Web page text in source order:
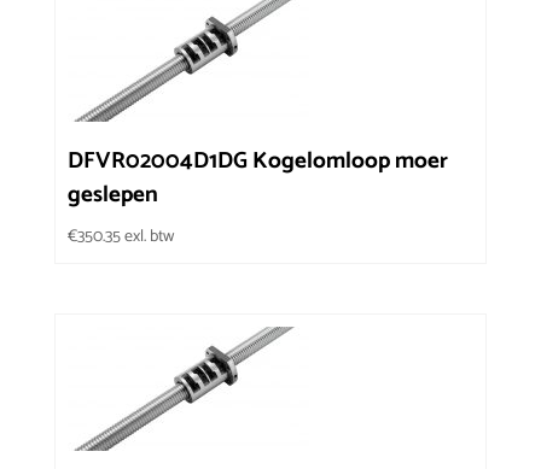
DFVR02004D1DG Kogelomloop moer
geslepen
€350.35exl. btw